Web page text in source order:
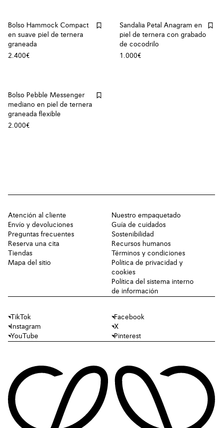
Bolso Hammock Compact
en suave piel de ternera
graneada
2.400€
Sandalia Petal Anagram en
piel de ternera con grabado
de cocodrilo
1.000€
Bolso Pebble Messenger
mediano en piel de ternera
graneada flexible
2.000€
Atención al cliente
Envío y devoluciones
Preguntas frecuentes
Reserva una cita
Tiendas
Mapa del sitio
Nuestro empaquetado
Guía de cuidados
Sostenibilidad
Recursos humanos
Términos y condiciones
Política de privacidad y
cookies
Política del sistema interno
de información
TikTok
Facebook
Instagram
X
YouTube
Pinterest